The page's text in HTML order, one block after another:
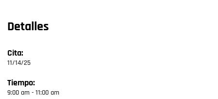
Detalles
Cita:
11/14/25
Tiempo:
9:00 am - 11:00 am